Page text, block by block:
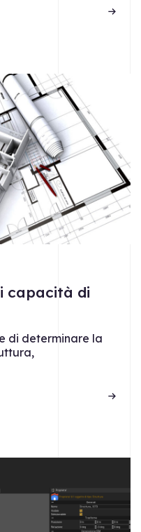
capacità di
di determinare la